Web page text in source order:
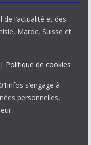
de l’actualité et des
Maroc, Suisse et
| Politique de cookies
s’engage à
personnelles,